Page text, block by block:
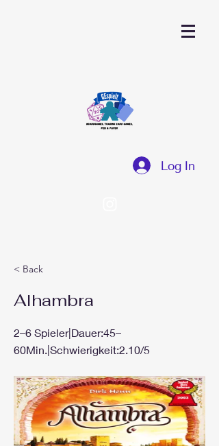
Log In
< Back
Alhambra
2–6 Spieler|Dauer:45–
60Min.|Schwierigkeit:2.10/5